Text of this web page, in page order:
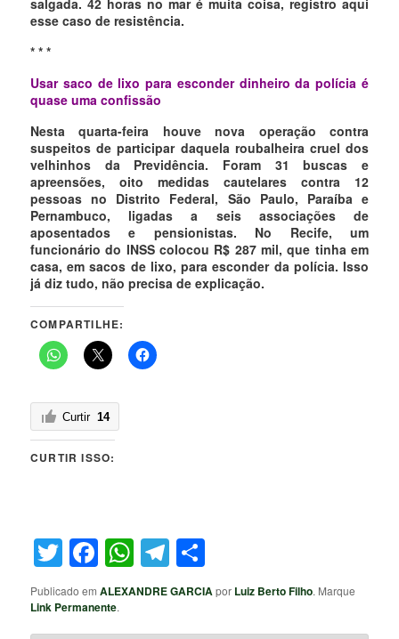
salgada. 42 horas no mar é muita coisa, registro aqui
esse caso de resistência.
* * *
Usar saco de lixo para esconder dinheiro da polícia é
quase uma confissão
Nesta quarta-feira houve nova operação contra
suspeitos de participar daquela roubalheira cruel dos
velhinhos da Previdência. Foram 31 buscas e
apreensões, oito medidas cautelares contra 12
pessoas no Distrito Federal, São Paulo, Paraíba e
Pernambuco, ligadas a seis associações de
aposentados e pensionistas. No Recife, um
funcionário do INSS colocou R$ 287 mil, que tinha em
casa, em sacos de lixo, para esconder da polícia. Isso
já diz tudo, não precisa de explicação.
COMPARTILHE:
Curtir 14
CURTIR ISSO:
Twitter
Facebook
WhatsApp
Telegram
Publicado emALEXANDRE GARCIApor Luiz Berto Filho. Marque
Link Permanente.